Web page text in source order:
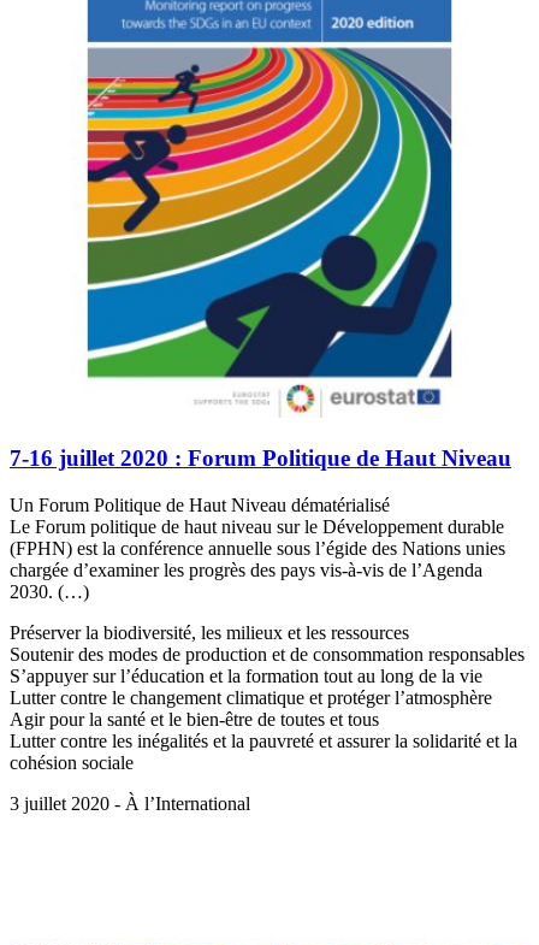
7-16 juillet 2020 : Forum Politique de Haut Niveau
Un Forum Politique de Haut Niveau dématérialisé
Le Forum politique de haut niveau sur le Développement durable
(FPHN) est la conférence annuelle sous l’égide des Nations unies
chargée d’examiner les progrès des pays vis-à-vis de l’Agenda
2030. (…)
Préserver la biodiversité, les milieux et les ressources
Soutenir des modes de production et de consommation responsables
S’appuyer sur l’éducation et la formation tout au long de la vie
Lutter contre le changement climatique et protéger l’atmosphère
Agir pour la santé et le bien-être de toutes et tous
Lutter contre les inégalités et la pauvreté et assurer la solidarité et la
cohésion sociale
3 juillet 2020 - À l’International